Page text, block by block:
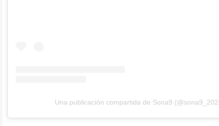
Una publicación compartida de Sona9